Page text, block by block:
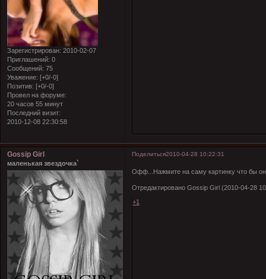
Зарегистрирован: 2010-02-07
Приглашений: 0
Сообщений: 75
Уважение: [+0/-0]
Позитив: [+0/-0]
Провел на форуме:
20 часов 55 минут
Последний визит:
2010-12-08 22:30:58
Поделиться2010-04-28 10:22:31
Gossip Girl
маленькая звездочка`
Офф...Нажмите на саму картинку что бы
Отредактировано Gossip Girl (2010-04-28
+1